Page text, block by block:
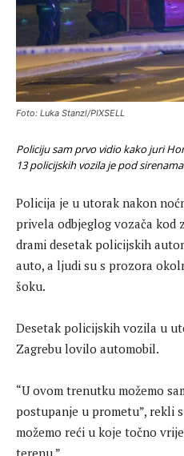
Foto: Luka Stanzl/PIXSELL
Policiju sam prvo vidio kako juri
13 policijskih vozila je pod
Policija je u utorak nakon
privela odbjeglog vozača kod
drami desetak policijskih
auto, a ljudi su s prozora
šoku.
Desetak policijskih vozila u
Zagrebu lovilo automobil.
“U ovom trenutku možemo
postupanje u prometu”, rekli
možemo reći u koje točno